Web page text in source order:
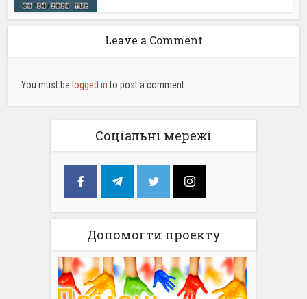
Leave a Comment
You must be logged into post a comment.
Соціальні мережі
Допомогти проекту